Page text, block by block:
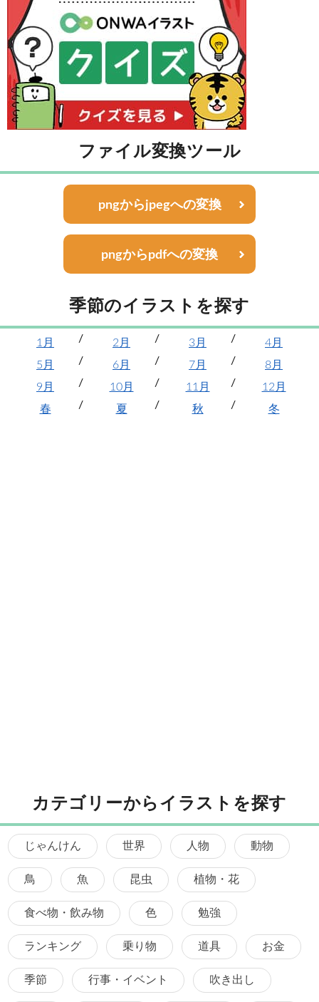
ファイル変換ツール
pngからjpegへの変換
pngからpdfへの変換
季節のイラストを探す
1月 2月 3月
4月
5月
6月 7月
8月
9月
10月 11月
12月
春
夏 秋 冬
カテゴリーからイラストを探す
じゃんけん 世界 人物 動物
鳥 魚 昆虫 植物・花
食べ物・飲み物 色 勉強
ランキング 乗り物 道具 お金
季節 行事・イベント 吹き出し